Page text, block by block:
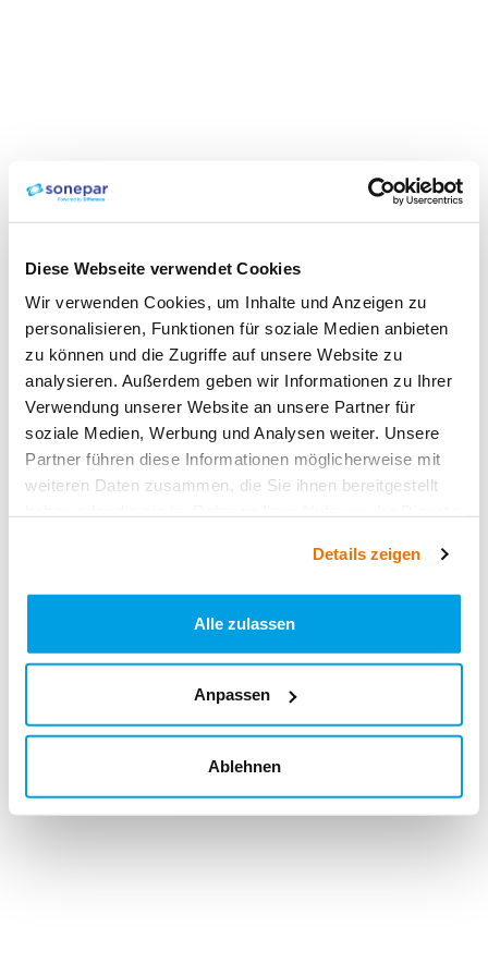
Diese Webseite verwendet Cookies
Wir verwenden Cookies, um Inhalte und Anzeigen zu
personalisieren, Funktionen für soziale Medien anbieten
zu können und die Zugriffe auf unsere Website zu
analysieren. Außerdem geben wir Informationen zu Ihrer
Verwendung unserer Website an unsere Partner für
soziale Medien, Werbung und Analysen weiter. Unsere
Partner führen diese Informationen möglicherweise mit
weiteren Daten zusammen, die Sie ihnen bereitgestellt
Details zeigen
Alle zulassen
Anpassen
Ablehnen